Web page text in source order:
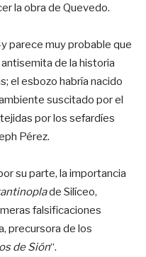
la obra de Quevedo.
parece muy probable que
de la historia
el esbozo habría nacido
suscitado por el
por los sefardíes
Pérez.
su parte, la importancia
de Silíceo,
falsificaciones
precursora de los
de Sión“.